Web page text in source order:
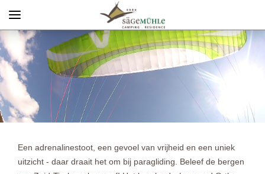
Menü
Een adrenalinestoot, een gevoel van vrijheid en een uniek
uitzicht - daar draait het om bij paragliding. Beleef de bergen